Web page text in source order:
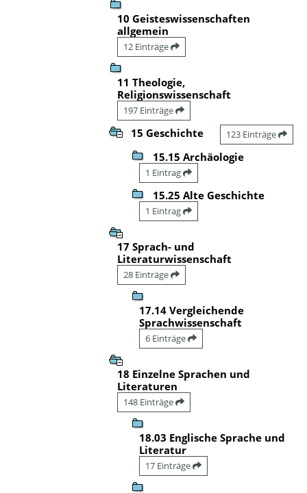
10 Geisteswissenschaften
allgemein
12 Einträge
11 Theologie,
Religionswissenschaft
197 Einträge
15 Geschichte 123 Einträge
15.15 Archäologie
1 Eintrag
15.25 Alte Geschichte
1 Eintrag
17 Sprach- und
Literaturwissenschaft
28 Einträge
17.14 Vergleichende
Sprachwissenschaft
6 Einträge
18 Einzelne Sprachen und
Literaturen
148 Einträge
18.03 Englische Sprache und
Literatur
17 Einträge